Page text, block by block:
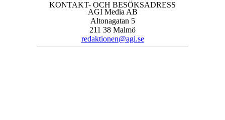
KONTAKT- OCH BESÖKSADRESS
AGI Media AB
Altonagatan 5
211 38 Malmö
redaktionen@agi.se